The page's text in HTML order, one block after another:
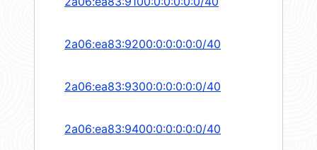
2a06:ea83:9200:0:0:0:0:0/40
2a06:ea83:9300:0:0:0:0:0/40
2a06:ea83:9400:0:0:0:0:0/40